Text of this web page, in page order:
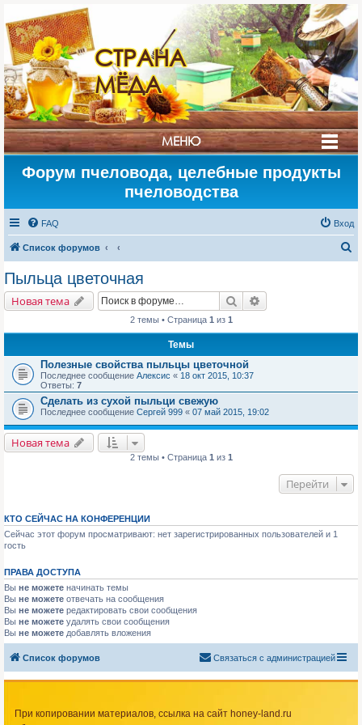
СТРАНА
МЁДА
МЕНЮ
Форум пчеловода, целебные продукты
пчеловодства
FAQ Вход
Список форумов
Пыльца цветочная
Новая тема Поиск
2 темы • Страница 1 из 1
Темы
Полезные свойства пыльцы цветочной
Последнее сообщение Алексис « 18 окт 2015, 10:37
Ответы: 7
Сделать из сухой пыльци свежую
Последнее сообщение Сергей 999 « 07 май 2015, 19:02
Новая тема
2 темы • Страница 1 из 1
Перейти
КТО СЕЙЧАС НА КОНФЕРЕНЦИИ
Сейчас этот форум просматривают: нет зарегистрированных пользователей и 1
гость
ПРАВА ДОСТУПА
Вы не можете начинать темы
Вы не можете отвечать на сообщения
Вы не можете редактировать свои сообщения
Вы не можете удалять свои сообщения
Вы не можете добавлять вложения
Список форумов Связаться с администрацией
При копировании материалов, ссылка на сайт honey-land.ru